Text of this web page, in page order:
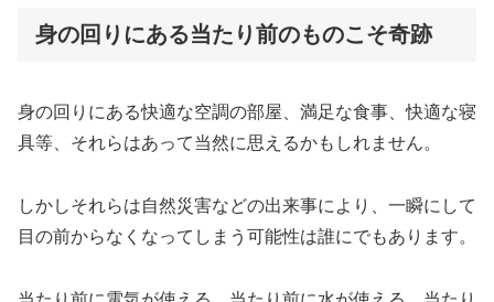
身の回りにある当たり前のものこそ奇跡
身の回りにある快適な空調の部屋、満足な食事、快適な寝
具等、それらはあって当然に思えるかもしれません。
しかしそれらは自然災害などの出来事により、一瞬にして
目の前からなくなってしまう可能性は誰にでもあります。